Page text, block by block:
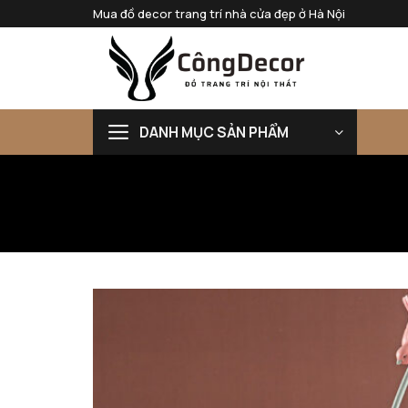
Mua đồ decor trang trí nhà cửa đẹp ở Hà Nội
DANH MỤC SẢN PHẨM